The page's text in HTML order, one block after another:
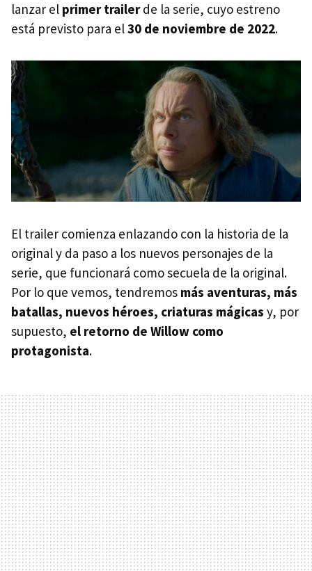
lanzar el primer trailerde la serie, cuyo estreno
está previsto para el30 de noviembre de 2022.
El trailer comienza enlazando con la historia de la
original y da paso a los nuevos personajes de la
serie, que funcionará como secuela de la original.
Por lo que vemos, tendremos más aventuras, más
batallas, nuevos héroes, criaturas mágicas y, por
supuesto, el retorno de Willow como
protagonista.